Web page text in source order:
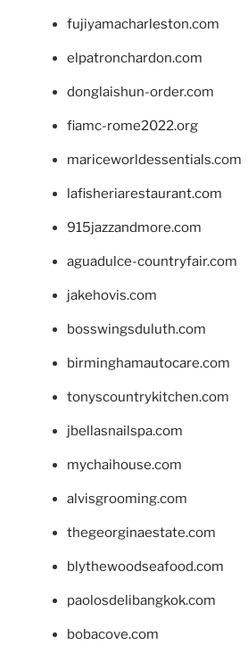
fujiyamacharleston.com
elpatronchardon.com
donglaishun-order.com
fiamc-rome2022.org
mariceworldessentials.com
lafisheriarestaurant.com
915jazzandmore.com
aguadulce-countryfair.com
jakehovis.com
bosswingsduluth.com
birminghamautocare.com
tonyscountrykitchen.com
jbellasnailspa.com
mychaihouse.com
alvisgrooming.com
thegeorginaestate.com
blythewoodseafood.com
paolosdelibangkok.com
bobacove.com